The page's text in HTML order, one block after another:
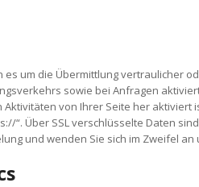
um die Übermittlung vertraulicher
sowie bei Anfragen
von Ihrer Seite her aktiviert
“. Über SSL verschlüsselte Daten
und wenden Sie sich im Zweifel an